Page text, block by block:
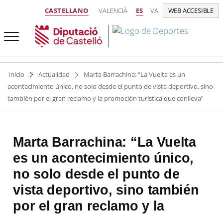
CASTELLANO VALENCIÀ ES VA WEB ACCESIBLE
Inicio Actualidad
Marta Barrachina: “La Vuelta es un
acontecimiento único, no solo desde el punto de vista deportivo, sino
también por el gran reclamo y la promoción turística que conlleva”
Marta Barrachina: “La Vuelta
es un acontecimiento único,
no solo desde el punto de
vista deportivo, sino también
por el gran reclamo y la